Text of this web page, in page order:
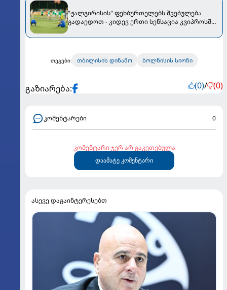
"ჟალგირისის" ფეხბურთელებს შვებულება
გადაედოთ - კიდევ ერთი სენსაცია კვიპროსში
თეგები: თბილისის დინამო ბოლნისის სიონი
გაზიარება: (0)/ (0)
კომენტარები 0
კომენტარი ჯერ არ გაკეთებულა
დაამატე კომენტარი
ასევე დაგაინტერესებთ